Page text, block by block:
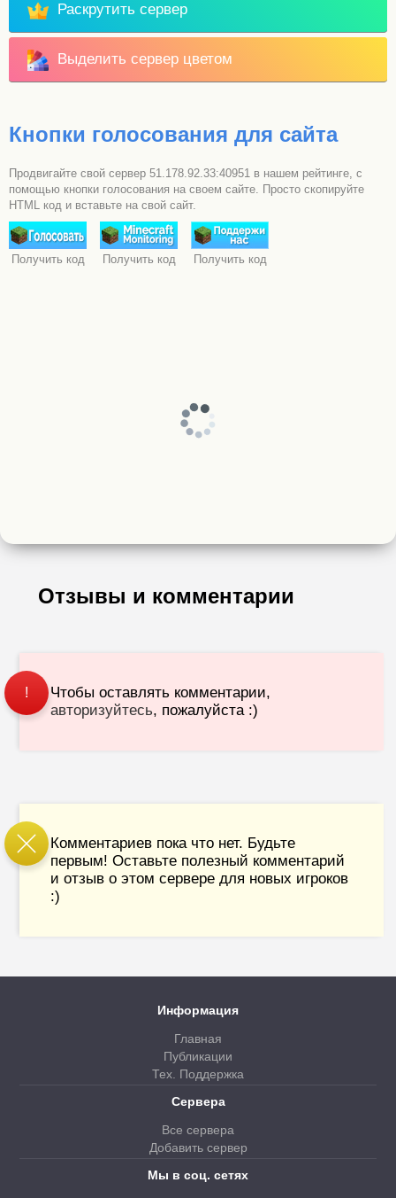
Раскрутить сервер
Выделить сервер цветом
Кнопки голосования для сайта
Продвигайте свой сервер 51.178.92.33:40951 в нашем рейтинге, с
помощью кнопки голосования на своем сайте. Просто скопируйте
HTML код и вставьте на свой сайт.
Получить код Получить код Получить код
Отзывы и комментарии
!
Чтобы оставлять комментарии,
авторизуйтесь, пожалуйста :)
Комментариев пока что нет. Будьте
первым! Оставьте полезный комментарий
и отзыв о этом сервере для новых игроков
:)
Информация
Главная
Публикации
Тех. Поддержка
Сервера
Все сервера
Добавить сервер
Мы в соц. сетях